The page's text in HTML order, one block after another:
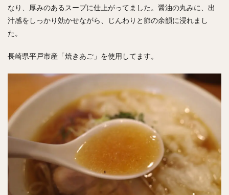
なり、厚みのあるスープに仕上がってました。醤油の丸みに、出
汁感をしっかり効かせながら、じんわりと節の余韻に浸れまし
た。
長崎県平戸市産「焼きあご」を使用してます。